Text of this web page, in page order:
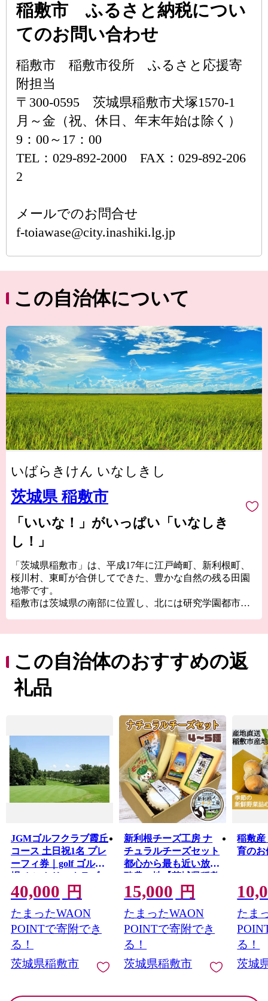
稲敷市 ふるさと納税につい
てのお問い合わせ
稲敷市 稲敷市役所 ふるさと応援寄
附担当
〒300-0595 茨城県稲敷市犬塚1570-1
月～金（祝、休日、年末年始は除く）
9：00～17：00
TEL：029-892-2000 FAX：029-892-206
2
メールでのお問合せ
f-toiawase@city.inashiki.lg.jp
この自治体について
いばらきけん いなしきし
茨城県 稲敷市
「いいな！」がいっぱい「いなしき
し！」
「茨城県稲敷市」は、平成17年に江戸崎町、新利根町、
桜川村、東町が合併してできた、豊かな自然の残る田園
地帯です。
稲敷市は茨城県の南部に位置し、北には研究学園都市
上しています。
稲敷市を離れて、頑張っている方はもちろん、稲敷市に
親しみや共感を持ってくださっている方、少しでも稲敷
市の返礼品に興味をお持ちの方も、「稲敷市ふるさと応
とを心よりお待ちしております。
寄附者様には、私たち稲敷市より「感謝のキモチ」とし
て市の特産品である”農産物”や、”体験型チケット”など
の"お礼の品"を真心こめてお送りいたします。
この自治体のおすすめの返
礼品
JGMゴルフクラブ霞丘
コース 土日祝1名 プレ
ーフィ券｜golf ゴルフ
場 カントリークラブ
アウトドア 施設利用
券 スポーツ 趣味 休日
アクティビティ プレ
ゼント 茨城県 [0121]
40,000 円
たまったWAON
POINTで寄附でき
る！
茨城県稲敷市
新利根チーズ工房 ナ
チュラルチーズセット
都心から最も近い放牧
酪農の地【茨城県稲敷
市】｜牧場 牛乳 発酵
熟成 とける チーズ ワ
イン ウィスキー つま
み [0967]
15,000 円
たまったWAON
POINTで寄附でき
る！
茨城県稲敷市
稲敷産
育のお
たま
る！
茨城